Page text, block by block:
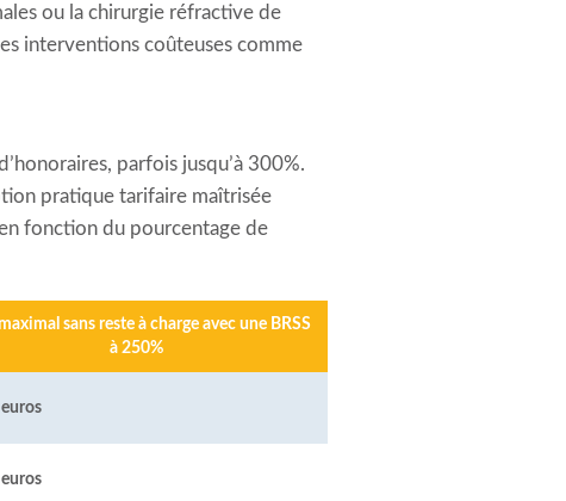
ou la chirurgie réfractive de
interventions coûteuses comme
parfois jusqu’à 300%.
pratique tarifaire maîtrisée
fonction du pourcentage de
sans reste à charge avec une BRSS
à 250%